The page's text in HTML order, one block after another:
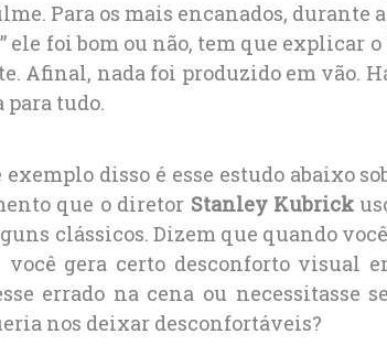
Para os mais encanados, durante
ele foi bom ou não, tem que explicar o
Afinal, nada foi produzido em vão.
tudo.
disso é esse estudo abaixo
que o diretor Stanley Kubrick
clássicos. Dizem que quando
você gera certo desconforto visual
errado na cena ou necessitasse
nos deixar desconfortáveis?